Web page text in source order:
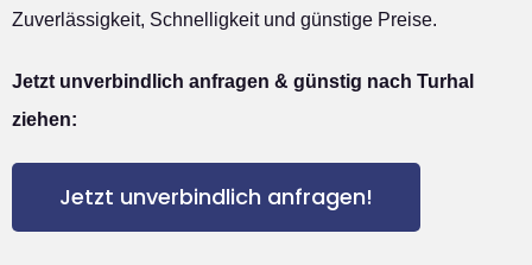
Zuverlässigkeit, Schnelligkeit und günstige Preise.
Jetzt unverbindlich anfragen & günstig nach Turhal
ziehen:
Jetzt unverbindlich anfragen!